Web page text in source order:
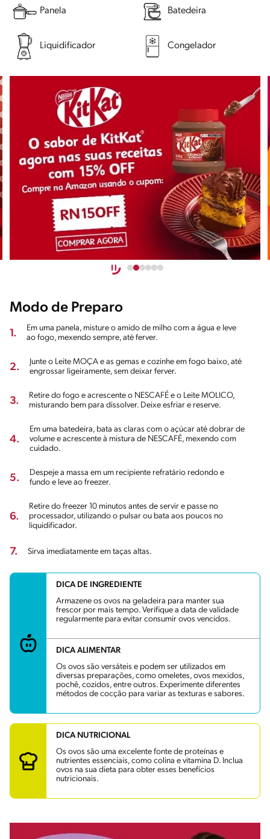
Panela Batedeira
Liquidificador Congelador
Modo de Preparo
1.
Em uma panela, misture o amido de milho com a água e leve
ao fogo, mexendo sempre, até ferver.
2.
Junte o Leite MOÇA e as gemas e cozinhe em fogo baixo, até
engrossar ligeiramente, sem deixar ferver.
3.
Retire do fogo e acrescente o NESCAFÉ e o Leite MOLICO,
misturando bem para dissolver. Deixe esfriar e reserve.
4.
Em uma batedeira, bata as claras com o açúcar até dobrar de
volume e acrescente à mistura de NESCAFÉ, mexendo com
cuidado.
5.
Despeje a massa em um recipiente refratário redondo e
fundo e leve ao freezer.
6.
Retire do freezer 10 minutos antes de servir e passe no
processador, utilizando o pulsar ou bata aos poucos no
liquidificador.
7. Sirva imediatamente em taças altas.
DICA DE INGREDIENTE
Armazene os ovos na geladeira para manter sua
frescor por mais tempo. Verifique a data de validade
regularmente para evitar consumir ovos vencidos.
DICA ALIMENTAR
Os ovos são versáteis e podem ser utilizados em
diversas preparações, como omeletes, ovos mexidos,
pochê, cozidos, entre outros. Experimente diferentes
métodos de cocção para variar as texturas e sabores.
DICA NUTRICIONAL
Os ovos são uma excelente fonte de proteínas e
nutrientes essenciais, como colina e vitamina D. Inclua
ovos na sua dieta para obter esses benefícios
nutricionais.